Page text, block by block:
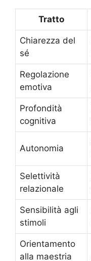
Tratto
Chiarezza del
sé
Regolazione
emotiva
Profondità
cognitiva
Autonomia
Selettività
relazionale
Sensibilità agli
stimoli
Orientamento
alla maestria